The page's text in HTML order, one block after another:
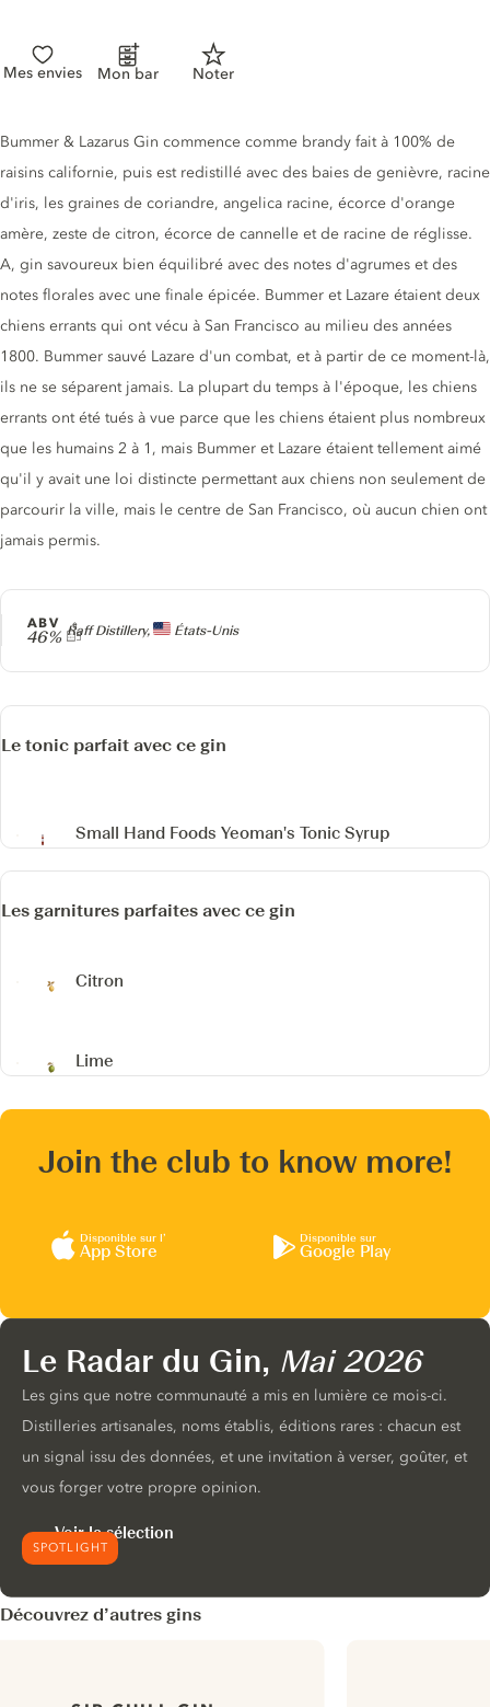
Mes envies Mon bar Noter
Producteur
Raff Distillery, États-Unis
ABV
46%
Description du gin
Bummer & Lazarus Gin commence comme brandy fait à 100% de
raisins californie, puis est redistillé avec des baies de genièvre, racine
d'iris, les graines de coriandre, angelica racine, écorce d'orange
amère, zeste de citron, écorce de cannelle et de racine de réglisse.
A, gin savoureux bien équilibré avec des notes d'agrumes et des
notes florales avec une finale épicée. Bummer et Lazare étaient deux
chiens errants qui ont vécu à San Francisco au milieu des années
1800. Bummer sauvé Lazare d'un combat, et à partir de ce moment-là,
ils ne se séparent jamais. La plupart du temps à l'époque, les chiens
errants ont été tués à vue parce que les chiens étaient plus nombreux
que les humains 2 à 1, mais Bummer et Lazare étaient tellement aimé
qu'il y avait une loi distincte permettant aux chiens non seulement de
parcourir la ville, mais le centre de San Francisco, où aucun chien ont
jamais permis.
Le tonic parfait avec ce gin
Small Hand Foods Yeoman's Tonic Syrup
Les garnitures parfaites avec ce gin
Citron
Lime
Join the club to know more!
Disponible sur l’
App Store
Disponible sur
Google Play
SPOTLIGHT
Le Radar du Gin, Mai 2026
Les gins que notre communauté a mis en lumière ce mois-ci.
Distilleries artisanales, noms établis, éditions rares : chacun est
un signal issu des données, et une invitation à verser, goûter, et
vous forger votre propre opinion.
Voir la sélection
Découvrez d’autres gins